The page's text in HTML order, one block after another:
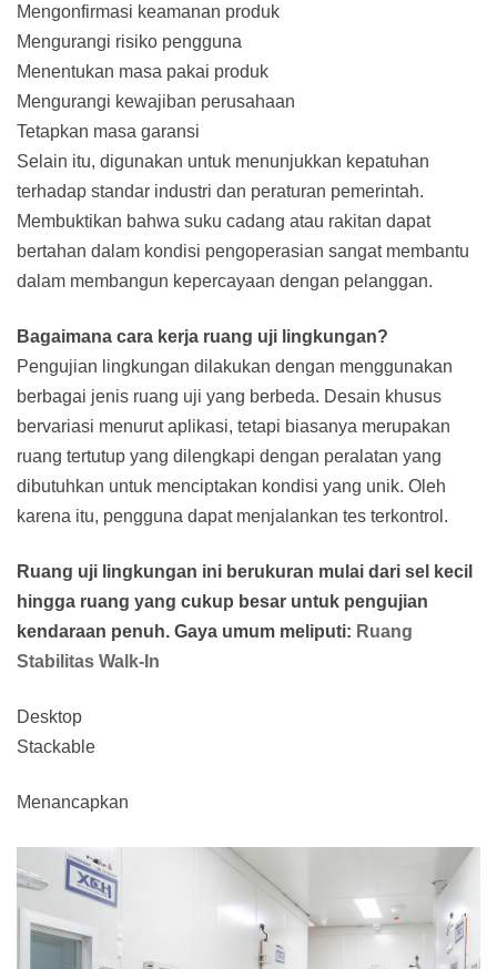
Mengonfirmasi keamanan produk
Mengurangi risiko pengguna
Menentukan masa pakai produk
Mengurangi kewajiban perusahaan
Tetapkan masa garansi
Selain itu, digunakan untuk menunjukkan kepatuhan
terhadap standar industri dan peraturan pemerintah.
Membuktikan bahwa suku cadang atau rakitan dapat
bertahan dalam kondisi pengoperasian sangat membantu
dalam membangun kepercayaan dengan pelanggan.
Bagaimana cara kerja ruang uji lingkungan?
Pengujian lingkungan dilakukan dengan menggunakan
berbagai jenis ruang uji yang berbeda. Desain khusus
bervariasi menurut aplikasi, tetapi biasanya merupakan
ruang tertutup yang dilengkapi dengan peralatan yang
dibutuhkan untuk menciptakan kondisi yang unik. Oleh
karena itu, pengguna dapat menjalankan tes terkontrol.
Ruang uji lingkungan ini berukuran mulai dari sel kecil
hingga ruang yang cukup besar untuk pengujian
kendaraan penuh. Gaya umum meliputi: Ruang
Stabilitas Walk-In
Desktop
Stackable
Menancapkan